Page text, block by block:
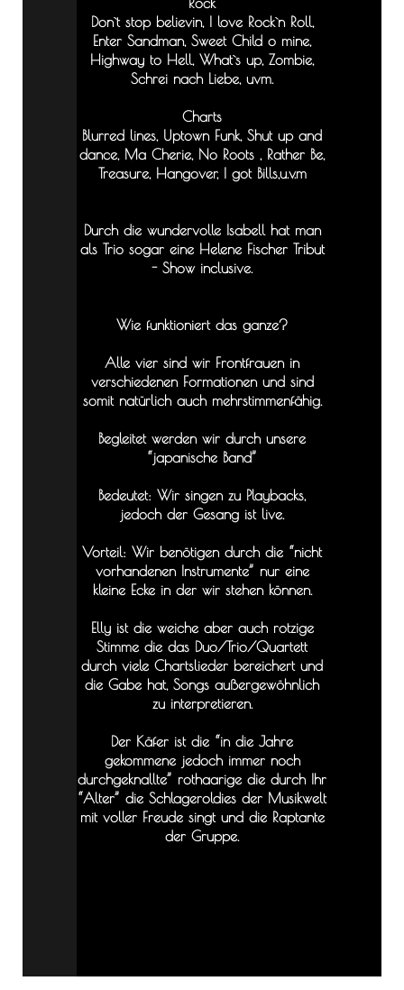
Don`t stop believin, I love Rock`n Roll,
Enter Sandman, Sweet Child o mine,
Highway to Hell, What`s up, Zombie,
Schrei nach Liebe, uvm.
Charts
Blurred lines, Uptown Funk, Shut up and
dance, Ma Cherie, No Roots , Rather Be,
Treasure, Hangover, I got Bills,u.v.m
Durch die wundervolle Isabell hat man
als Trio sogar eine Helene Fischer Tribut
- Show inclusive.
Wie funktioniert das ganze?
Alle vier sind wir Frontfrauen in
verschiedenen Formationen und sind
somit natürlich auch mehrstimmenfähig.
Begleitet werden wir durch unsere
“japanische Band”
Bedeutet: Wir singen zu Playbacks,
jedoch der Gesang ist live.
Vorteil: Wir benötigen durch die “nicht
vorhandenen Instrumente” nur eine
kleine Ecke in der wir stehen können.
Ellyist die weiche aber auch rotzige
Stimme die das Duo/Trio/Quartett
durch viele Chartslieder bereichert und
die Gabe hat, Songs außergewöhnlich
zu interpretieren.
Der Käfer ist die “in die Jahre
gekommene jedoch immer noch
durchgeknallte” rothaarige die durch Ihr
“Alter” die Schlageroldies der Musikwelt
mit voller Freude singt und die Raptante
der Gruppe.